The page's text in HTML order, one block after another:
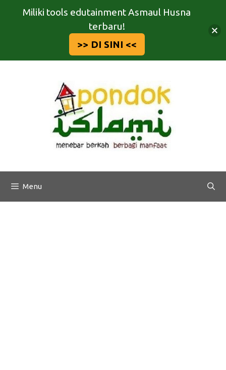
Menu
Miliki tools edutainment Asmaul Husna
terbaru!
>> DI SINI <<